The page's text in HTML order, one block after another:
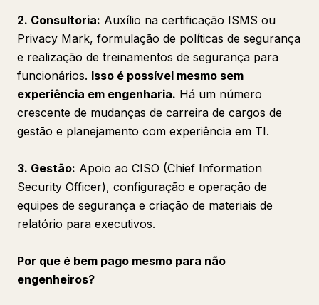
2. Consultoria: Auxílio na certificação ISMS ou
Privacy Mark, formulação de políticas de segurança
e realização de treinamentos de segurança para
funcionários. Isso é possível mesmo sem
experiência em engenharia. Há um número
crescente de mudanças de carreira de cargos de
gestão e planejamento com experiência em TI.
3. Gestão: Apoio ao CISO (Chief Information
Security Officer), configuração e operação de
equipes de segurança e criação de materiais de
relatório para executivos.
Por que é bem pago mesmo para não
engenheiros?